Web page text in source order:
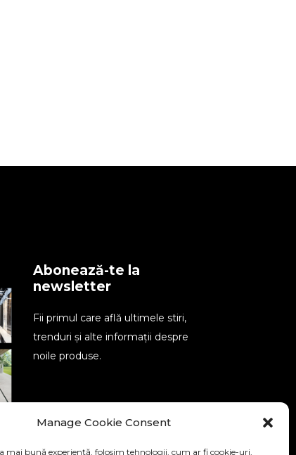
Manage Cookie Consent
mai bună experiență, folosim tehnologii, cum ar fi cookie-uri,
Abonează-te la
newsletter
Fii primul care află ultimele stiri,
trenduri și alte informații despre
noile produse.
SEND